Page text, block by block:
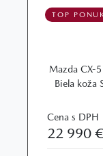
TOP
Mazda CX-
Biela koža
Cena s DPH
22 990